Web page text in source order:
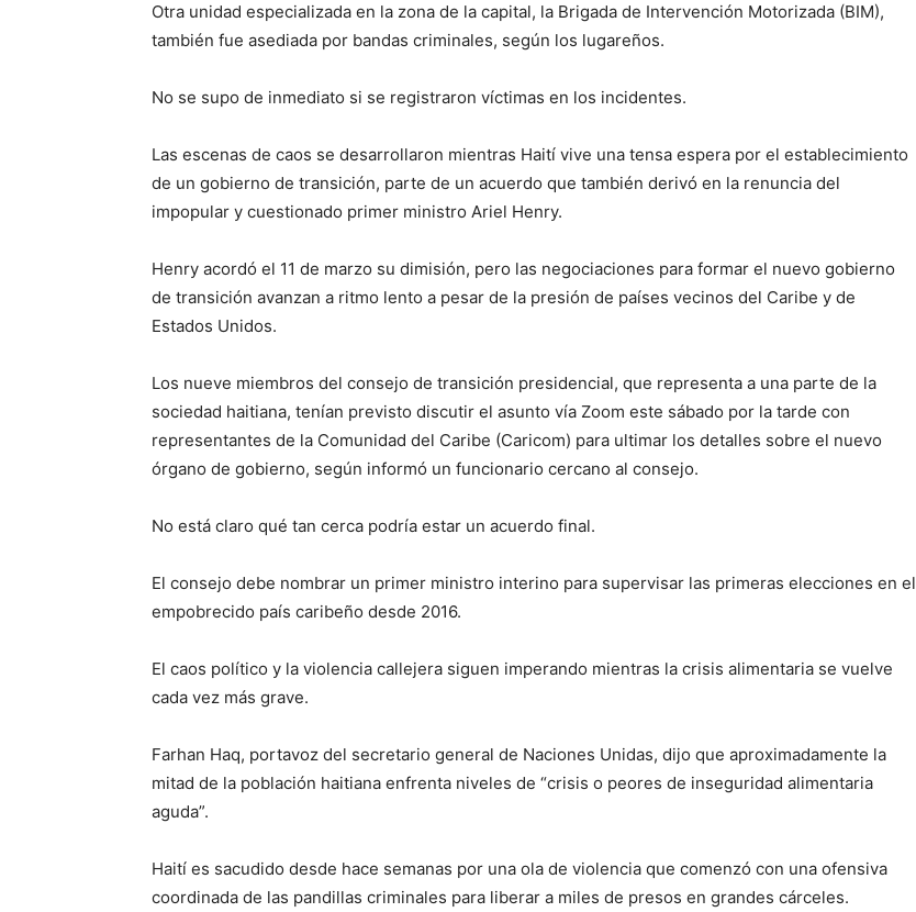
Otra unidad especializada en la zona de la capital, la Brigada de Intervención Motorizada (BIM),
también fue asediada por bandas criminales, según los lugareños.
No se supo de inmediato si se registraron víctimas en los incidentes.
Las escenas de caos se desarrollaron mientras Haití vive una tensa espera por el establecimiento
de un gobierno de transición, parte de un acuerdo que también derivó en la renuncia del
impopular y cuestionado primer ministro Ariel Henry.
Henry acordó el 11 de marzo su dimisión, pero las negociaciones para formar el nuevo gobierno
de transición avanzan a ritmo lento a pesar de la presión de países vecinos del Caribe y de
Estados Unidos.
Los nueve miembros del consejo de transición presidencial, que representa a una parte de la
sociedad haitiana, tenían previsto discutir el asunto vía Zoom este sábado por la tarde con
representantes de la Comunidad del Caribe (Caricom) para ultimar los detalles sobre el nuevo
órgano de gobierno, según informó un funcionario cercano al consejo.
No está claro qué tan cerca podría estar un acuerdo final.
El consejo debe nombrar un primer ministro interino para supervisar las primeras elecciones en el
empobrecido país caribeño desde 2016.
El caos político y la violencia callejera siguen imperando mientras la crisis alimentaria se vuelve
cada vez más grave.
Farhan Haq, portavoz del secretario general de Naciones Unidas, dijo que aproximadamente la
mitad de la población haitiana enfrenta niveles de “crisis o peores de inseguridad alimentaria
aguda”.
Haití es sacudido desde hace semanas por una ola de violencia que comenzó con una ofensiva
coordinada de las pandillas criminales para liberar a miles de presos en grandes cárceles.